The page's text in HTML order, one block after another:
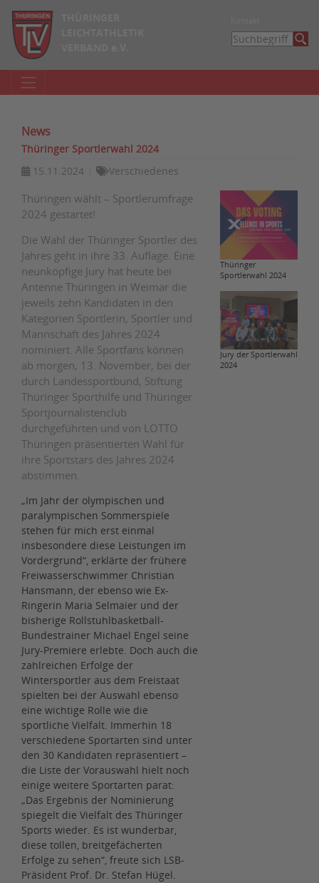
News
Thüringer Sportlerwahl 2024
15.11.2024
Verschiedenes
Thüringen wählt – Sportlerumfrage
2024 gestartet!
Die Wahl der Thüringer Sportler des
Jahres geht in ihre 33. Auflage. Eine
neunköpfige Jury hat heute bei
Antenne Thüringen in Weimar die
jeweils zehn Kandidaten in den
Kategorien Sportlerin, Sportler und
Mannschaft des Jahres 2024
nominiert. Alle Sportfans können
ab morgen, 13. November, bei der
durch Landessportbund, Stiftung
Thüringer Sporthilfe und Thüringer
Sportjournalistenclub
durchgeführten und von LOTTO
Thüringen präsentierten Wahl für
ihre Sportstars des Jahres 2024
abstimmen.
„Im Jahr der olympischen und
paralympischen Sommerspiele
stehen für mich erst einmal
insbesondere diese Leistungen im
Vordergrund“, erklärte der frühere
Freiwasserschwimmer Christian
Hansmann, der ebenso wie Ex-
Ringerin Maria Selmaier und der
bisherige Rollstuhlbasketball-
Bundestrainer Michael Engel seine
Jury-Premiere erlebte. Doch auch die
zahlreichen Erfolge der
Wintersportler aus dem Freistaat
spielten bei der Auswahl ebenso
eine wichtige Rolle wie die
sportliche Vielfalt. Immerhin 18
verschiedene Sportarten sind unter
den 30 Kandidaten repräsentiert –
die Liste der Vorauswahl hielt noch
einige weitere Sportarten parat:
„Das Ergebnis der Nominierung
spiegelt die Vielfalt des Thüringer
Sports wieder. Es ist wunderbar,
diese tollen, breitgefächerten
Erfolge zu sehen“, freute sich LSB-
Präsident Prof. Dr. Stefan Hügel.
Thüringer
Sportlerwahl 2024
Jury der Sportlerwahl
2024